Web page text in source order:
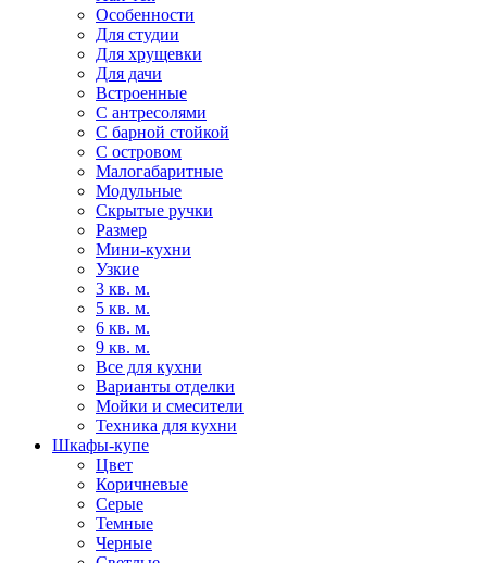
Особенности
Для студии
Для хрущевки
Для дачи
Встроенные
С антресолями
С барной стойкой
С островом
Малогабаритные
Модульные
Скрытые ручки
Размер
Мини-кухни
Узкие
3 кв. м.
5 кв. м.
6 кв. м.
9 кв. м.
Все для кухни
Варианты отделки
Мойки и смесители
Техника для кухни
Шкафы-купе
Цвет
Коричневые
Серые
Темные
Черные